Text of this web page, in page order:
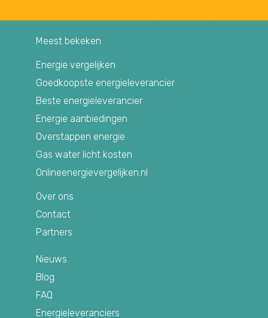
Meest bekeken
Energie vergelijken
Goedkoopste energieleverancier
Beste energieleverancier
Energie aanbiedingen
Overstappen energie
Gas water licht kosten
Onlineenergievergelijken.nl
Over ons
Contact
Partners
Nieuws
Blog
FAQ
Energieleveranciers